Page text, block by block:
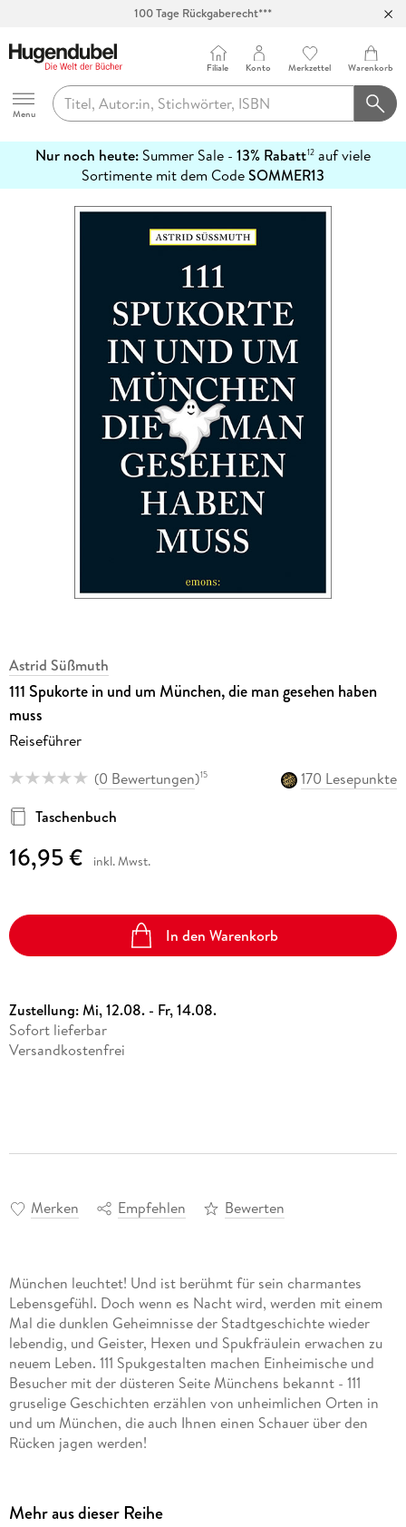
100 Tage Rückgaberecht***
Hugendubel
Menu
Filiale Konto Merkzettel Warenkorb
Nur noch heute: Summer Sale - 13% Rabatt12 auf viele
Sortimente mit dem CodeSOMMER13
erfahren
Astrid Süßmuth
111 Spukorte in und um München, die man gesehen haben
muss
Reiseführer
(0 Bewertungen)15
170 Lesepunkte
Taschenbuch
16,95 € inkl. Mwst.
In den Warenkorb
Zustellung:Mi, 12.08. - Fr, 14.08.
Sofort lieferbar
Versandkostenfrei
Merken Empfehlen Bewerten
München leuchtet! Und ist berühmt für sein charmantes
Lebensgefühl. Doch wenn es Nacht wird, werden mit einem
Mal die dunklen Geheimnisse der Stadtgeschichte wieder
lebendig, und Geister, Hexen und Spukfräulein erwachen zu
neuem Leben. 111 Spukgestalten machen Einheimische und
Besucher mit der düsteren Seite Münchens bekannt - 111
gruselige Geschichten erzählen von unheimlichen Orten in
und um München, die auch Ihnen einen Schauer über den
Rücken jagen werden!
Mehr aus dieser Reihe